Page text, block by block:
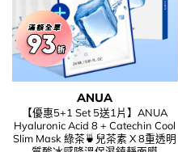
ANUA
【優惠5+1 Set 5送1片】ANUA
Hyaluronic Acid 8 + Catechin Cool
Slim Mask 綠茶🍵兒茶素 X 8重透明